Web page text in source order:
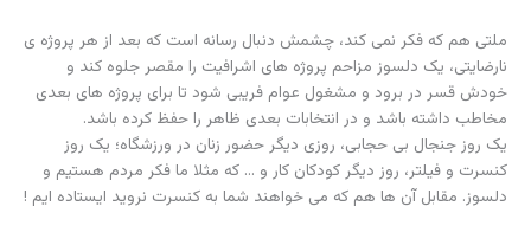
ملتی هم که فکر نمی کند، چشمش دنبال رسانه است که بعد از هر پروژه ی
نارضایتی، یک دلسوز مزاحم پروژه های اشرافیت را مقصر جلوه کند و
خودش قسر در برود و مشغول عوام فریبی شود تا برای پروژه های بعدی
مخاطب داشته باشد و در انتخابات بعدی ظاهر را حفظ کرده باشد.
یک روز جنجال بی حجابی، روزی دیگر حضور زنان در ورزشگاه؛ یک روز
کنسرت و فیلتر، روز دیگر کودکان کار و … که مثلا ما فکر مردم هستیم و
دلسوز. مقابل آن ها هم که می خواهند شما به کنسرت نروید ایستاده ایم !